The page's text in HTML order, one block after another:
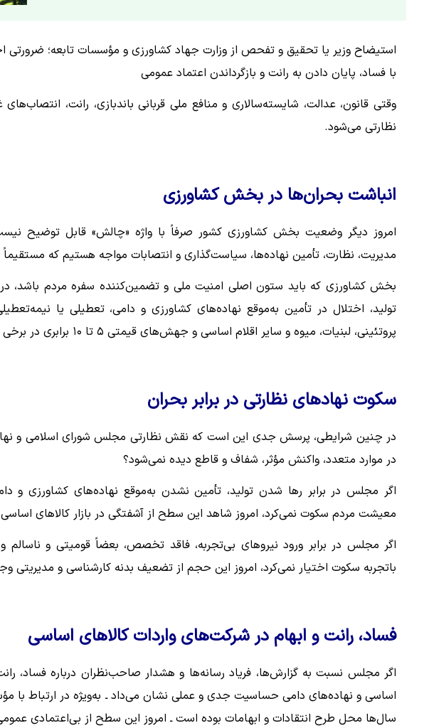
استیضاح وزیر یا تحقیق و تفحص از وزارت جهاد کشاورزی و مؤسسات تابعه؛ ضرورتی
با فساد، پایان دادن به رانت و بازگرداندن اعتماد عمومی
وقتی قانون، عدالت، شایسته‌سالاری و منافع ملی قربانی باندبازی، رانت،
نظارتی می‌شود.
انباشت بحران‌ها در بخش کشاورزی
امروز دیگر وضعیت بخش کشاورزی کشور صرفاً با واژه «چالش» قابل توضیح
مدیریت، نظارت، تأمین نهاده‌ها، سیاست‌گذاری و انتصابات مواجه هستیم که
بخش کشاورزی که باید ستون اصلی امنیت ملی و تضمین‌کننده سفره مردم باشد،
تولید، اختلال در تأمین به‌موقع نهاده‌های کشاورزی و دامی، تعطیلی یا
پروتئینی، لبنیات، میوه و سایر اقلام اساسی و جهش‌های قیمتی ۵ تا ۱۰ برابری در برخی کالاهای کشاورزی مواجه شده است.
سکوت نهادهای نظارتی در برابر بحران
در چنین شرایطی، پرسش جدی این است که نقش نظارتی مجلس شورای اسلامی و
در موارد متعدد، واکنش مؤثر، شفاف و قاطع دیده نمی‌شود؟
اگر مجلس در برابر رها شدن تولید، تأمین نشدن به‌موقع نهاده‌های کشاورزی و
معیشت مردم سکوت نمی‌کرد، امروز شاهد این سطح از آشفتگی در بازار کالاهای اساسی
اگر مجلس در برابر ورود نیروهای بی‌تجربه، فاقد تخصص، بعضاً قومیتی و
باتجربه سکوت اختیار نمی‌کرد، امروز این حجم از تضعیف بدنه کارشناسی و مدیریتی
فساد، رانت و ابهام در شرکت‌های واردات کالاهای اساسی
اگر مجلس نسبت به گزارش‌ها، فریاد رسانه‌ها و هشدار صاحب‌نظران درباره فساد،
اساسی و نهاده‌های دامی حساسیت جدی و عملی نشان می‌داد ـ به‌ویژه در ارتباط با
سال‌ها محل طرح انتقادات و ابهامات بوده است ـ امروز این سطح از بی‌اعتمادی